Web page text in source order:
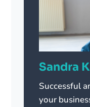
Sandra
Successful
your